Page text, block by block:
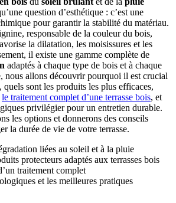
question d’esthétique : c’est une
pour garantir la stabilité du matériau.
responsable de la couleur du bois,
la dilatation, les moisissures et les
il existe une gamme complète de
adaptés à chaque type de bois et à chaque
nous allons découvrir pourquoi il est crucial
quels sont les produits les plus efficaces,
le traitement complet d’une terrasse bois, et
privilégier pour un entretien durable.
les options et donnerons des conseils
la durée de vie de votre terrasse.
liées au soleil et à la pluie
protecteurs adaptés aux terrasses bois
traitement complet
et les meilleures pratiques